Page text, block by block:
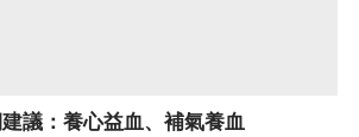
議：養心益血、補氣養血